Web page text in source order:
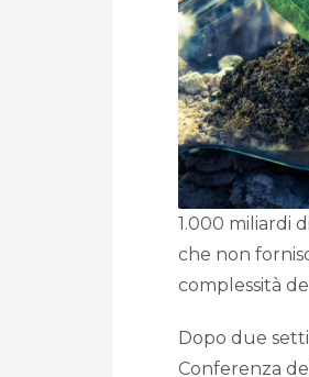
1.000 miliardi
che non
complessità
Dopo due
Conferenza